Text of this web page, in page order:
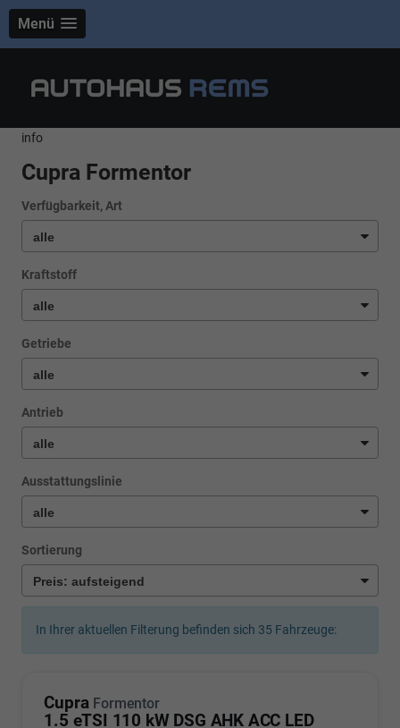
Menü
info
Cupra Formentor
Verfügbarkeit, Art
Kraftstoff
Getriebe
Antrieb
Ausstattungslinie
Sortierung
In Ihrer aktuellen Filterung befinden sich 35 Fahrzeuge:
Cupra Formentor
1.5 eTSI 110 kW DSG AHK ACC LED